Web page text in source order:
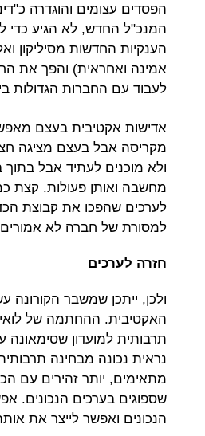
הפסדים עצומים והוגדרה
המנכ"ל החדש, לא הגיע כדי
אמינה ואחראית) והפך את
לעבוד עם החברות הגדולות
אדישות אקטיבית בעצם
מקריסה אבל בעצם מציגה
ולא מוכנים לעתיד אבל
לערכים שהפכו את קבוצת
למסורת של חברה לא אמורים
חזרה לערכים
ולכן, ייתכן שמשבר הקורונה
האקטיבית. ההחתמה של
תרבותית למועדון
נראית נכונה מבחינה
מתאימים, יותר זהירים עם
שספוגים בערכים הנכונים.
הנכונים ואפשר לייצר את